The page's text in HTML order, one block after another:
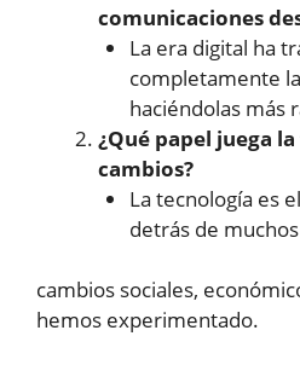
comunicaciones
La era digital ha
completamente
haciéndolas más
¿Qué papel juega
cambios?
La tecnología es
detrás de
cambios sociales,
hemos experimentado.